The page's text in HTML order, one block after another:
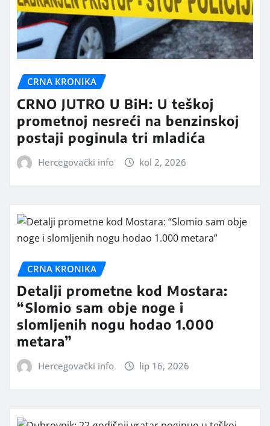
CRNA KRONIKA
CRNO JUTRO U BiH: U teškoj
prometnoj nesreći na benzinskoj
postaji poginula tri mladića
Hercegovački info kol 2, 2026
CRNA KRONIKA
Detalji prometne kod Mostara:
“Slomio sam obje noge i
slomljenih nogu hodao 1.000
metara”
Hercegovački info lip 16, 2026